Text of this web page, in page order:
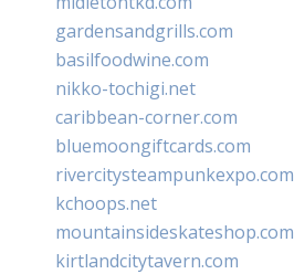
gardensandgrills.com
basilfoodwine.com
nikko-tochigi.net
caribbean-corner.com
bluemoongiftcards.com
rivercitysteampunkexpo.com
kchoops.net
mountainsideskateshop.com
kirtlandcitytavern.com